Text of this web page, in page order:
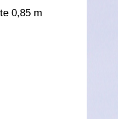
0,85 m